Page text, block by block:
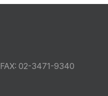
FAX: 02-3471-9340